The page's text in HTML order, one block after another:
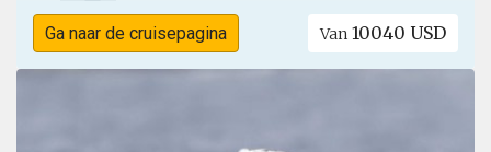
Ga naar de cruisepagina Van 10040 USD